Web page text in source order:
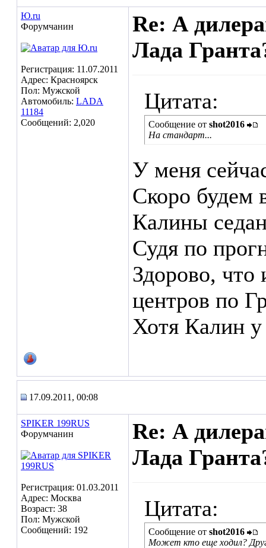
Ю.ru
Форумчанин
Регистрация: 11.07.2011
Адрес: Красноярск
Пол: Мужской
Автомобиль: LADA
11184
Сообщений: 2,020
Re: А
Лада
Цитата:
Сообщение от shot2016
На стандарт...
У меня
Скоро будем
Калины
Судя по
Здорово, что
центров по
Хотя Калин
17.09.2011, 00:08
SPIKER 199RUS
Форумчанин
Регистрация: 01.03.2011
Адрес: Москва
Возраст: 38
Пол: Мужской
Сообщений: 192
Re: А
Лада
Цитата:
Сообщение от shot2016
Может кто еще ходил?